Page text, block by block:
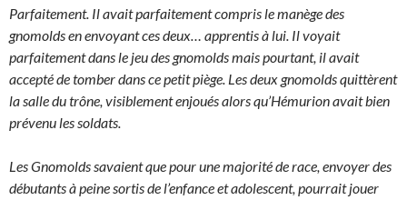
Parfaitement. Il avait parfaitement compris le manège des
gnomolds en envoyant ces deux… apprentis à lui. Il voyait
parfaitement dans le jeu des gnomolds mais pourtant, il avait
accepté de tomber dans ce petit piège. Les deux gnomolds quittèrent
la salle du trône, visiblement enjoués alors qu’Hémurion avait bien
prévenu les soldats.
Les Gnomolds savaient que pour une majorité de race, envoyer des
débutants à peine sortis de l’enfance et adolescent, pourrait jouer